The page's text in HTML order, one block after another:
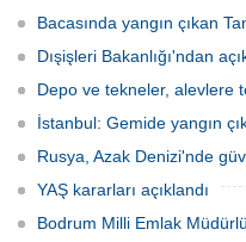
Bacasında yangın çıkan
Dışişleri Bakanlığı'ndan
Depo ve tekneler, alevlere
İstanbul: Gemide yangın
Rusya, Azak Denizi'nde
YAŞ kararları açıklandı
Bodrum Milli Emlak